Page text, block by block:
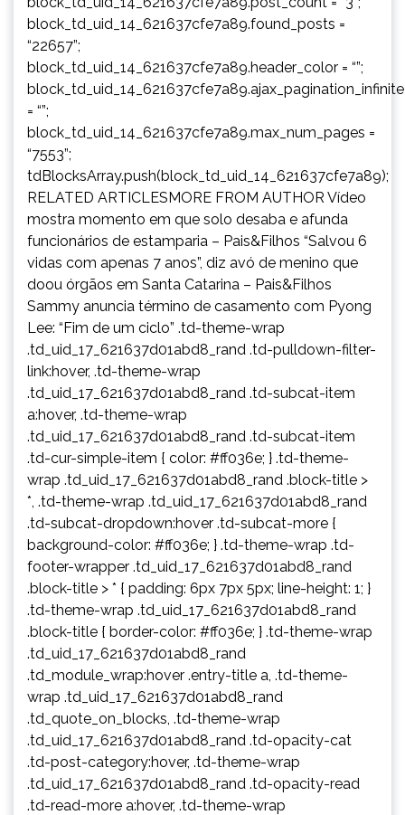
block_td_uid_14_621637cfe7a89.found_posts =
“22657”;
block_td_uid_14_621637cfe7a89.header_color = “”;
= “”;
block_td_uid_14_621637cfe7a89.max_num_pages =
“7553”;
tdBlocksArray.push(block_td_uid_14_621637cfe7a89);
RELATED ARTICLESMORE FROM AUTHOR Vídeo
mostra momento em que solo desaba e afunda
funcionários de estamparia – Pais&Filhos “Salvou 6
vidas com apenas 7 anos”, diz avó de menino que
doou órgãos em Santa Catarina – Pais&Filhos
Sammy anuncia término de casamento com Pyong
Lee: “Fim de um ciclo” .td-theme-wrap
.td_uid_17_621637d01abd8_rand .td-pulldown-filter-
link:hover, .td-theme-wrap
.td_uid_17_621637d01abd8_rand .td-subcat-item
a:hover, .td-theme-wrap
.td_uid_17_621637d01abd8_rand .td-subcat-item
.td-cur-simple-item { color: #ff036e; } .td-theme-
wrap .td_uid_17_621637d01abd8_rand .block-title >
*, .td-theme-wrap .td_uid_17_621637d01abd8_rand
.td-subcat-dropdown:hover .td-subcat-more {
background-color: #ff036e; } .td-theme-wrap .td-
footer-wrapper .td_uid_17_621637d01abd8_rand
.block-title > * { padding: 6px 7px 5px; line-height: 1; }
.td-theme-wrap .td_uid_17_621637d01abd8_rand
.block-title { border-color: #ff036e; } .td-theme-wrap
.td_uid_17_621637d01abd8_rand
.td_module_wrap:hover .entry-title a, .td-theme-
wrap .td_uid_17_621637d01abd8_rand
.td_quote_on_blocks, .td-theme-wrap
.td_uid_17_621637d01abd8_rand .td-opacity-cat
.td-post-category:hover, .td-theme-wrap
.td_uid_17_621637d01abd8_rand .td-opacity-read
.td-read-more a:hover, .td-theme-wrap